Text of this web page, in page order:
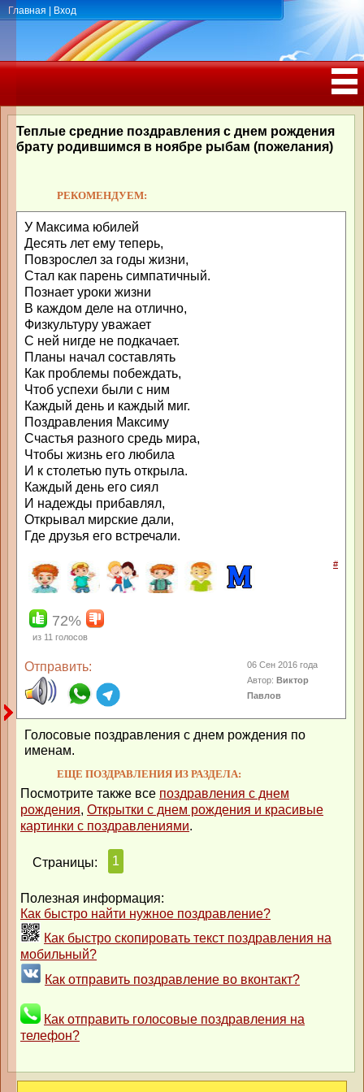
Главная Вход
РОЖДЕНИЯ, ЮБИЛЕЕМ
Теплые средние поздравления с днем рождения
брату родившимся в ноябре рыбам (пожелания)
РЕКОМЕНДУЕМ:
У Максима юбилей
Десять лет ему теперь,
Повзрослел за годы жизни,
Стал как парень симпатичный.
Познает уроки жизни
В каждом деле на отлично,
Физкультуру уважает
С ней нигде не подкачает.
Планы начал составлять
Как проблемы побеждать,
Чтоб успехи были с ним
Каждый день и каждый миг.
Поздравления Максиму
Счастья разного средь мира,
Чтобы жизнь его любила
И к столетью путь открыла.
Каждый день его сиял
И надежды прибавлял,
Открывал мирские дали,
Где друзья его встречали.
#
72%
из 11 голосов
Отправить:
06 Сен 2016 года
Автор:Виктор
Павлов
Голосовые поздравления с днем рождения по
именам.
ЕЩЕ ПОЗДРАВЛЕНИЯ ИЗ РАЗДЕЛА:
Посмотрите также все поздравления с днем
рождения, Открытки с днем рождения и красивые
картинки с поздравлениями.
Страницы: 1
Полезная информация:
Как быстро найти нужное поздравление?
Как быстро скопировать текст поздравления на
мобильный?
Как отправить поздравление во вконтакт?
Как отправить голосовые поздравления на
телефон?